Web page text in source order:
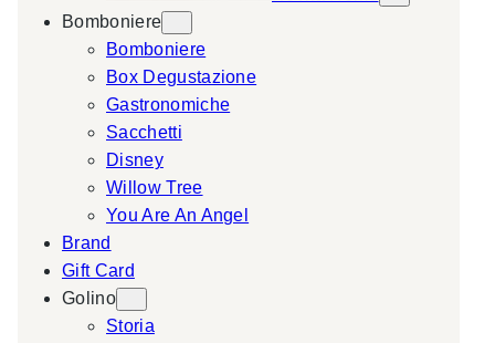
Bomboniere
Bomboniere
Box Degustazione
Gastronomiche
Sacchetti
Disney
Willow Tree
You Are An Angel
Brand
Gift Card
Golino
Storia